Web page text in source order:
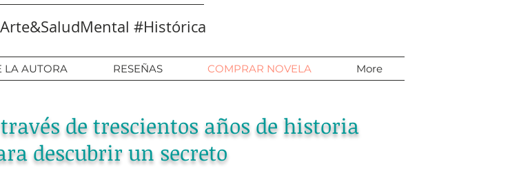
#Histórica
LA AUTORA RESEÑAS COMPRAR NOVELA More
de trescientos años de historia
descubrir un secreto